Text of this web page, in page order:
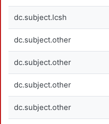
dc.subject.lcsh
dc.subject.other
dc.subject.other
dc.subject.other
dc.subject.other